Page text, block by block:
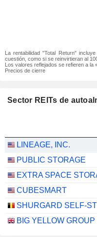
La rentabilidad "Total Return"
cuestión, como si se reinvirtieran al
Los valores reflejados se refieren a la
Precios de cierre
Sector REITs de
LINEAGE, INC.
PUBLIC STORAGE
CUBESMART
BIG YELLOW GROUP